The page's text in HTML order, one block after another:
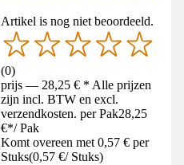
Artikel is nog niet beoordeeld.
(0)
prijs — 28,25 € * Alle prijzen
zijn incl. BTW en excl.
verzendkosten. per Pak28,25
€*/ Pak
Komt overeen met 0,57 € per
Stuks(0,57 €/ Stuks)